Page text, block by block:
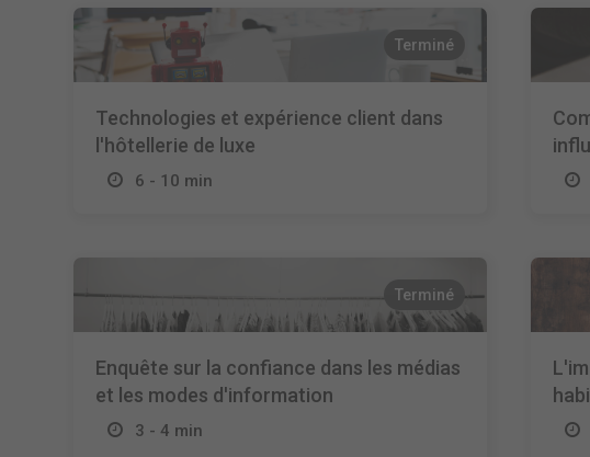
Terminé
Technologies et expérience client dans
l'hôtellerie de luxe
6 - 10 min
Terminé
Enquête sur la confiance dans les médias
et les modes d'information
3 - 4 min